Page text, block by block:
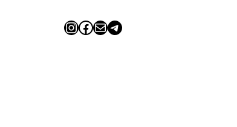
InstagramFacebook Email Telegram